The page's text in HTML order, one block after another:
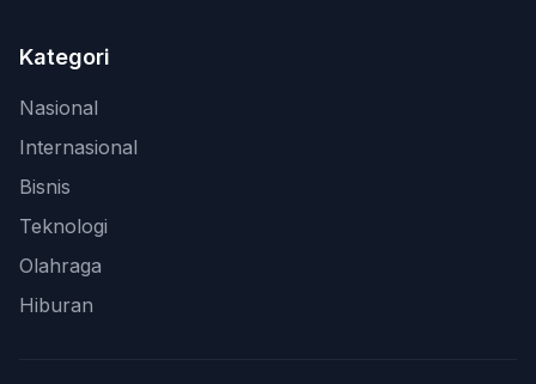
Kategori
Nasional
Internasional
Bisnis
Teknologi
Olahraga
Hiburan